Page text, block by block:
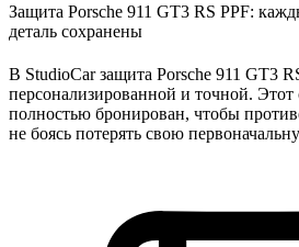
Защита Porsche 911 GT3 RS PPF:
деталь сохранены
В StudioCar защита Porsche 911 GT3
персонализированной и точной. Этот
полностью бронирован, чтобы
не боясь потерять свою